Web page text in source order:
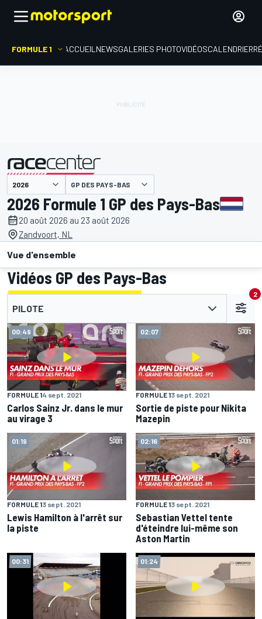
FORMULE 1 ACCUEIL NEWSGALERIES PHOTOVIDÉOSCALENDRIER
présenté par GP DES PAYS-BAS
2026 Formule 1 GP des Pays-Bas
20 août 2026 au 23 août 2026
Zandvoort, NL
Vue d'ensemble
Vidéos GP des Pays-Bas
PILOTE
2
00:49
FORMULE 14 sept. 2021
Carlos Sainz Jr. dans le mur
au virage 3
02:07
FORMULE 13 sept. 2021
Sortie de piste pour Nikita
Mazepin
01:19
FORMULE 13 sept. 2021
Lewis Hamilton à l'arrêt sur
la piste
02:16
FORMULE 13 sept. 2021
Sebastian Vettel tente
d'éteindre lui-même son
Aston Martin
00:31 01:24